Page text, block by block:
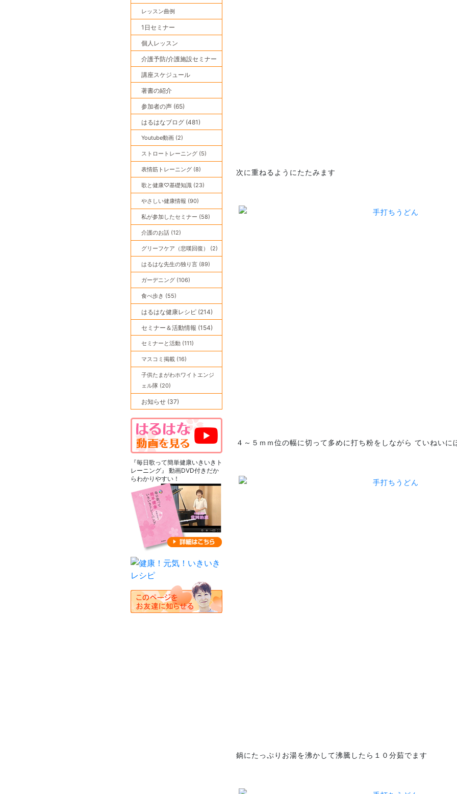
次に重ねるようにたたみます
４～５ｍｍ位の幅に切って多めに打ち粉をしながら ていねいに
鍋にたっぷりお湯を沸かして沸騰したら１０分茹でます
レッスン曲例
1日セミナー
個人レッスン
介護予防/介護施設セミナー
講座スケジュール
著書の紹介
参加者の声 (65)
はるはなブログ (481)
Youtube動画 (2)
ストロートレーニング (5)
表情筋トレーニング (8)
歌と健康♡基礎知識 (23)
やさしい健康情報 (90)
私が参加したセミナー (58)
介護のお話 (12)
グリーフケア（悲嘆回復） (2)
はるはな先生の独り言 (89)
ガーデニング (106)
食べ歩き (55)
はるはな健康レシピ (214)
セミナー＆活動情報 (154)
セミナーと活動 (111)
マスコミ掲載 (16)
子供たまがわホワイトエンジ
ェル隊 (20)
お知らせ (37)
『毎日歌って簡単健康いきいきト
レーニング』 動画DVD付きだか
らわかりやすい！